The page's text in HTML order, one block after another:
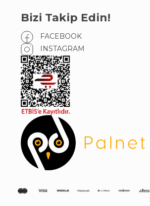
Bizi Takip Edin!
FACEBOOK
INSTAGRAM